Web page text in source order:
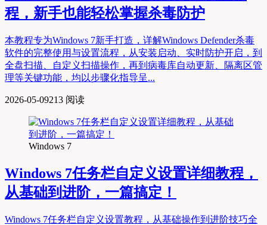
程，新手也能轻松掌握杀毒防护
本教程专为Windows 7新手打造，详解Windows Defender杀毒
软件的完整使用与设置流程，从安装启动、实时防护开启，到
全盘扫描、自定义扫描操作，再到病毒库自动更新、隔离区管
理等关键功能，均以步骤化指导呈...
2026-05-09213 阅读
Windows 7
Windows 7任务栏自定义设置详细教程，
从基础到进阶，一篇搞定！
Windows 7任务栏自定义设置教程，从基础操作到进阶技巧全